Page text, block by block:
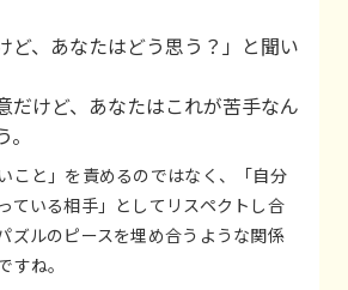
ど、あなたはどう思う？」と聞い
だけど、あなたはこれが苦手なん
こと」を責めるのではなく、「自分
ている相手」としてリスペクトし合
ズルのピースを埋め合うような関係
すね。